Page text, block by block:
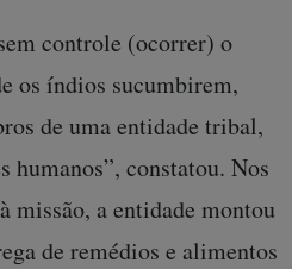
controle (ocorrer) o
os índios sucumbirem,
de uma entidade tribal,
humanos”, constatou. Nos
missão, a entidade montou
de remédios e alimentos